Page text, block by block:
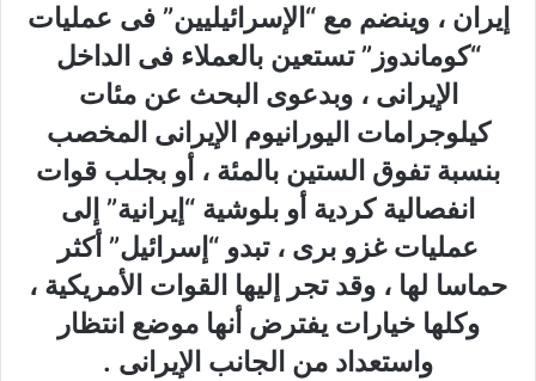
إيران ، وينضم مع “الإسرائيليين” فى عمليات
“كوماندوز” تستعين بالعملاء فى الداخل
الإيرانى ، وبدعوى البحث عن مئات
كيلوجرامات اليورانيوم الإيرانى المخصب
بنسبة تفوق الستين بالمئة ، أو بجلب قوات
انفصالية كردية أو بلوشية “إيرانية” إلى
عمليات غزو برى ، تبدو “إسرائيل” أكثر
حماسا لها ، وقد تجر إليها القوات الأمريكية ،
وكلها خيارات يفترض أنها موضع انتظار
واستعداد من الجانب الإيرانى .